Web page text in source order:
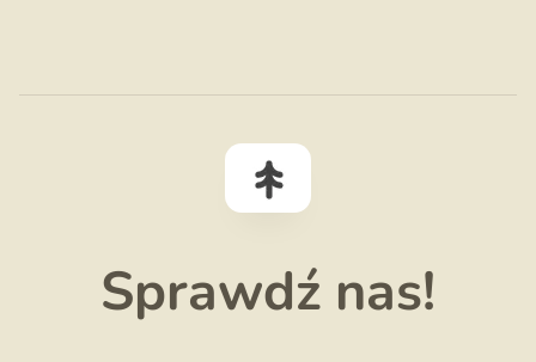
Sprawdź nas!